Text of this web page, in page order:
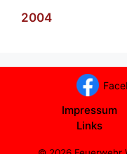
2004
Impressum
Links